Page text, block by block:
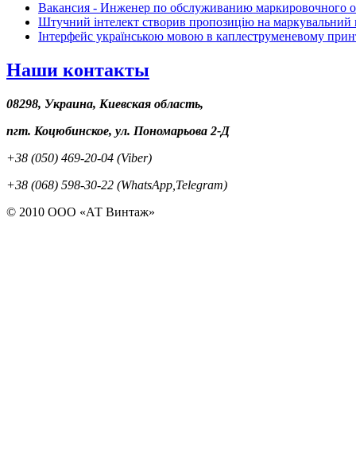
Вакансия - Инженер по обслуживанию маркировочного
Штучний інтелект створив пропозицію на маркувальний
Інтерфейс українською мовою в каплеструменевому
Наши контакты
08298, Украина, Киевская область,
пгт. Коцюбинское, ул. Пономарьова 2-Д
+38 (050) 469-20-04 (Viber)
+38 (068) 598-30-22 (WhatsApp,Telegram)
© 2010 ООО «АТ Винтаж»